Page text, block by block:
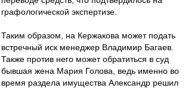
графологической экспертизе.
Таким образом, на Кержакова может подать
встречный иск менеджер Владимир Багаев.
Также против него может обратиться в суд
бывшая жена Мария Голова, ведь именно во
время раздела имущества Александр решил